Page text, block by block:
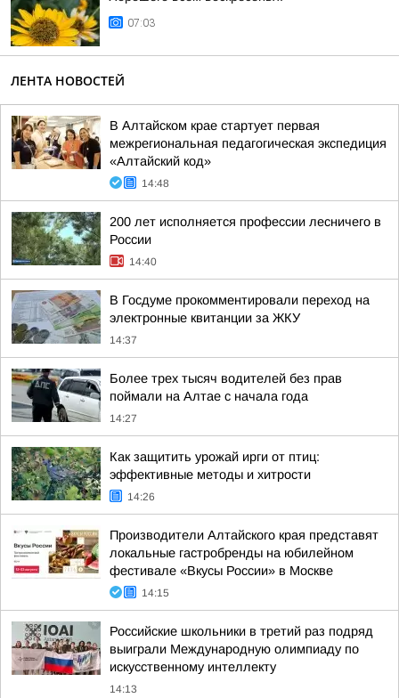
07:03
ЛЕНТА НОВОСТЕЙ
В Алтайском крае стартует первая
межрегиональная педагогическая экспедиция
«Алтайский код»
14:48
200 лет исполняется профессии лесничего в
России
14:40
В Госдуме прокомментировали переход на
электронные квитанции за ЖКУ
14:37
Более трех тысяч водителей без прав
поймали на Алтае с начала года
14:27
Как защитить урожай ирги от птиц:
эффективные методы и хитрости
14:26
Производители Алтайского края представят
локальные гастробренды на юбилейном
фестивале «Вкусы России» в Москве
14:15
Российские школьники в третий раз подряд
выиграли Международную олимпиаду по
искусственному интеллекту
14:13